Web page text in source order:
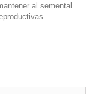
al semental